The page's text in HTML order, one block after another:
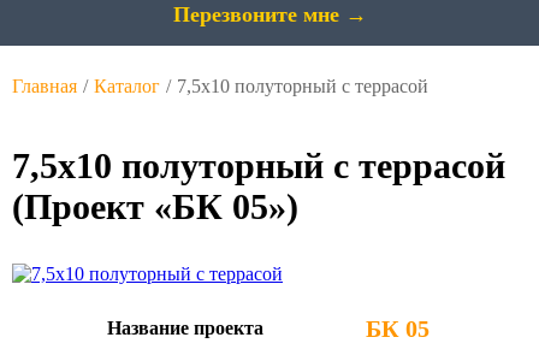
Перезвоните мне →
Главная / Каталог / 7,5х10 полуторный с террасой
7,5х10 полуторный с террасой
(Проект «БК 05»)
Название проекта БК 05